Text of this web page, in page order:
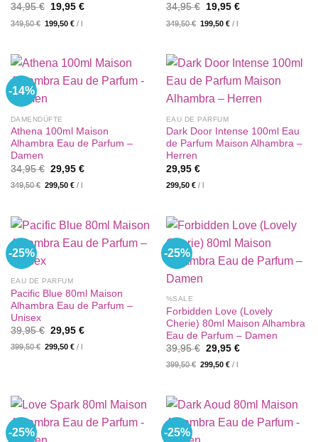
34,95€
Ursprünglicher
war:
19,95 €Aktueller
349,50€ 199,50€ /l
34,95€
Ursprünglicher
war:
19,95 €Aktueller
349,50€ 199,50€ /l
-14%
DAMENDÜFTE
Athena 100ml Maison
Alhambra Eau de Parfum –
Damen
34,95€ Ursprünglicher
war:
29,95 €Aktueller
349,50€ 299,50€ /l
EAU DE PARFUM
Dark Door Intense 100ml Eau
de Parfum Maison Alhambra –
Herren
29,95 €
299,50 €/ l
-25%
EAU DE PARFUM
Pacific Blue 80ml Maison
Alhambra Eau de Parfum –
Unisex
39,95€ Ursprünglicher
war:
29,95 €Aktueller
399,50€ 299,50€ /
-25%
%SALE
Forbidden Love (Lovely
Cherie) 80ml Maison Alhambra
Eau de Parfum – Damen
39,95€ Ursprünglicher
war:
29,95 €Aktueller
399,50€ 299,50€ /
-25% -25%